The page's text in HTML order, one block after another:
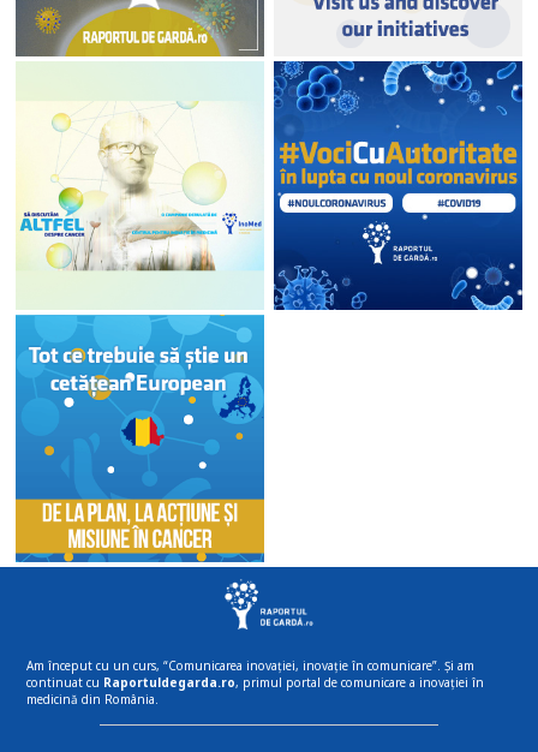
Am început cu un curs, “Comunicarea inovației, inovație în comunicare”. Și am
continuat cu Raportuldegarda.ro, primul portal de comunicare a inovației în
medicină din România.